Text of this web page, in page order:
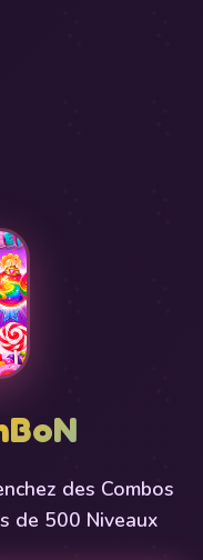
des Combos
de 500 Niveaux